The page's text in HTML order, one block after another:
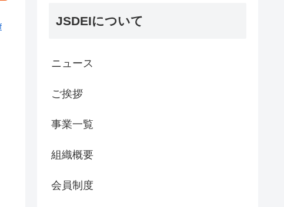
JSDEIについて
ニュース
ご挨拶
事業一覧
組織概要
会員制度